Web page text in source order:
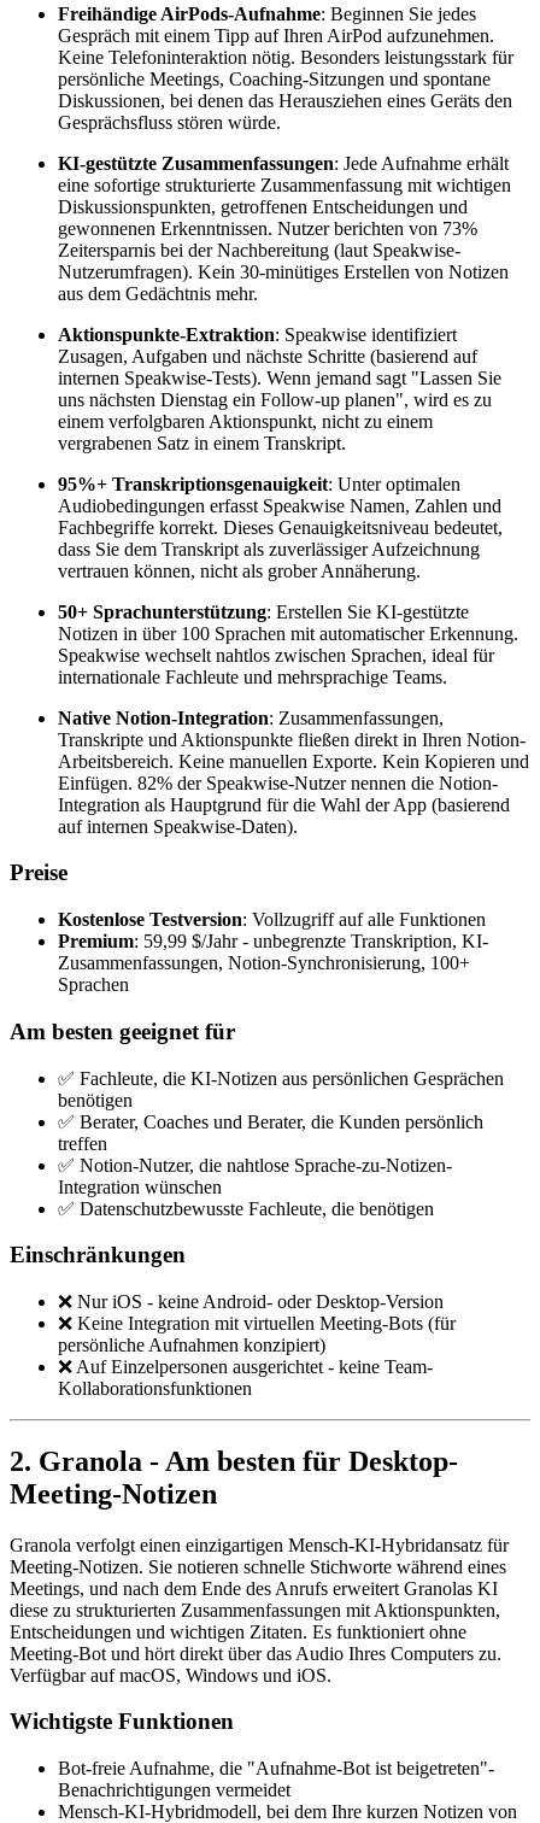
Freihändige AirPods-Aufnahme: Beginnen Sie jedes
Gespräch mit einem Tipp auf Ihren AirPod aufzunehmen.
Keine Telefoninteraktion nötig. Besonders leistungsstark für
persönliche Meetings, Coaching-Sitzungen und spontane
Diskussionen, bei denen das Herausziehen eines Geräts den
Gesprächsfluss stören würde.
KI-gestützte Zusammenfassungen: Jede Aufnahme erhält
eine sofortige strukturierte Zusammenfassung mit wichtigen
Diskussionspunkten, getroffenen Entscheidungen und
gewonnenen Erkenntnissen. Nutzer berichten von 73%
Zeitersparnis bei der Nachbereitung (laut Speakwise-
Nutzerumfragen). Kein 30-minütiges Erstellen von Notizen
aus dem Gedächtnis mehr.
Aktionspunkte-Extraktion: Speakwise identifiziert
Zusagen, Aufgaben und nächste Schritte (basierend auf
internen Speakwise-Tests). Wenn jemand sagt "Lassen Sie
uns nächsten Dienstag ein Follow-up planen", wird es zu
einem verfolgbaren Aktionspunkt, nicht zu einem
vergrabenen Satz in einem Transkript.
95%+ Transkriptionsgenauigkeit: Unter optimalen
Audiobedingungen erfasst Speakwise Namen, Zahlen und
Fachbegriffe korrekt. Dieses Genauigkeitsniveau bedeutet,
dass Sie dem Transkript als zuverlässiger Aufzeichnung
vertrauen können, nicht als grober Annäherung.
50+ Sprachunterstützung: Erstellen Sie KI-gestützte
Notizen in über 100 Sprachen mit automatischer Erkennung.
Speakwise wechselt nahtlos zwischen Sprachen, ideal für
internationale Fachleute und mehrsprachige Teams.
Native Notion-Integration: Zusammenfassungen,
Transkripte und Aktionspunkte fließen direkt in Ihren Notion-
Arbeitsbereich. Keine manuellen Exporte. Kein Kopieren und
Einfügen. 82% der Speakwise-Nutzer nennen die Notion-
Integration als Hauptgrund für die Wahl der App (basierend
auf internen Speakwise-Daten).
Preise
Kostenlose Testversion: Vollzugriff auf alle Funktionen
Premium: 59,99 $/Jahr - unbegrenzte Transkription, KI-
Zusammenfassungen, Notion-Synchronisierung, 100+
Sprachen
Am besten geeignet für
✅ Fachleute, die KI-Notizen aus persönlichen Gesprächen
benötigen
✅ Berater, Coaches und Berater, die Kunden persönlich
treffen
✅ Notion-Nutzer, die nahtlose Sprache-zu-Notizen-
Integration wünschen
✅ Datenschutzbewusste Fachleute, die benötigen
Einschränkungen
❌ Nur iOS - keine Android- oder Desktop-Version
❌ Keine Integration mit virtuellen Meeting-Bots (für
persönliche Aufnahmen konzipiert)
❌ Auf Einzelpersonen ausgerichtet - keine Team-
Kollaborationsfunktionen
2. Granola - Am besten für Desktop-
Meeting-Notizen
Granola verfolgt einen einzigartigen Mensch-KI-Hybridansatz für
Meeting-Notizen. Sie notieren schnelle Stichworte während eines
Meetings, und nach dem Ende des Anrufs erweitert Granolas KI
diese zu strukturierten Zusammenfassungen mit Aktionspunkten,
Entscheidungen und wichtigen Zitaten. Es funktioniert ohne
Meeting-Bot und hört direkt über das Audio Ihres Computers zu.
Verfügbar auf macOS, Windows und iOS.
Wichtigste Funktionen
Bot-freie Aufnahme, die "Aufnahme-Bot ist beigetreten"-
Benachrichtigungen vermeidet
Mensch-KI-Hybridmodell, bei dem Ihre kurzen Notizen von